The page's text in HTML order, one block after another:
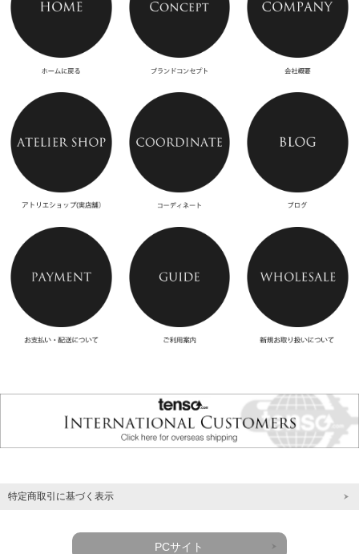
特定商取引に基づく表示
PCサイト